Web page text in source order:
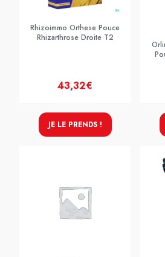
Rhizoimmo Orthese Pouce
Rhizarthrose Droite T2
43,32€
JE LE PRENDS !